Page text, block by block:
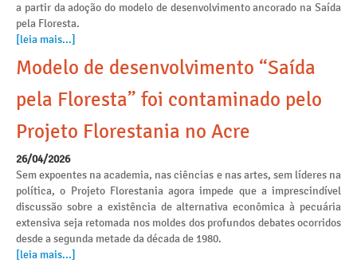
a partir da adoção do modelo de desenvolvimento ancorado na Saída
pela Floresta.
[leia mais...]
Modelo de desenvolvimento “Saída
pela Floresta” foi contaminado pelo
Projeto Florestania no Acre
26/04/2026
Sem expoentes na academia, nas ciências e nas artes, sem líderes na
política, o Projeto Florestania agora impede que a imprescindível
discussão sobre a existência de alternativa econômica à pecuária
extensiva seja retomada nos moldes dos profundos debates ocorridos
desde a segunda metade da década de 1980.
[leia mais...]